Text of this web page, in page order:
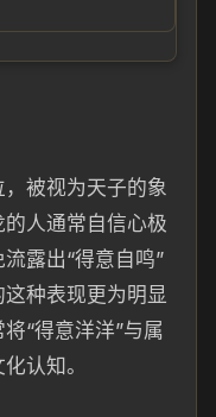
被视为天子的象
人通常自信心极
露出“得意自鸣”
种表现更为明显
“得意洋洋”与属
认知。